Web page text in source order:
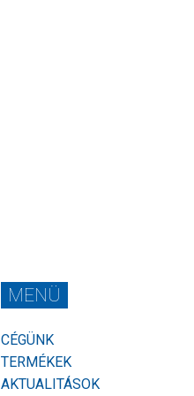
MENÜ
CÉGÜNK
TERMÉKEK
AKTUALITÁSOK